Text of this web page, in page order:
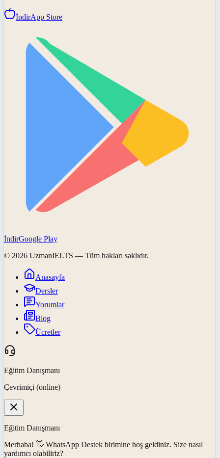
İndirApp Store
İndirGoogle Play
© 2026 UzmanIELTS — Tüm hakları saklıdır.
Anasayfa
Dersler
Yorumlar
Blog
Ücretler
Eğitim Danışmanı
Çevrimiçi (online)
Eğitim Danışmanı
Merhaba! 👋 WhatsApp Destek birimine hoş geldiniz. Size nasıl
yardımcı olabiliriz?